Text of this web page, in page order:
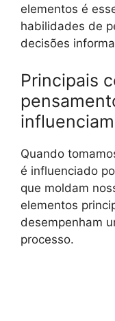
elementos é
habilidades de
decisões
Principais
Quando
é influenciado
que moldam
elementos
desempenham
processo.